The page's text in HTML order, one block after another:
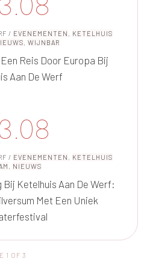
/ EVENEMENTEN , KETELHUIS
, WIJNBAR
Reis Door Europa Bij
Aan De Werf
/ EVENEMENTEN , KETELHUIS
, NIEUWS
Bij Ketelhuis Aan De Werf:
Met Een Uniek
1 OF 3